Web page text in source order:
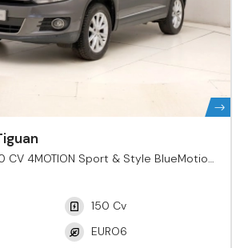
CV 4MOTION Sport & Style BlueMotion
150 Cv
EURO6